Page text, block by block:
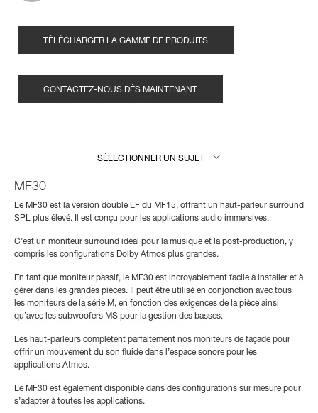
TÉLÉCHARGER LA GAMME DE PRODUITS
CONTACTEZ-NOUS DÈS MAINTENANT
SÉLECTIONNER UN SUJET
MF30
Le MF30 est la version double LF du MF15, offrant un haut-parleur surround
SPL plus élevé. Il est conçu pour les applications audio immersives.
C’est un moniteur surround idéal pour la musique et la post-production, y
compris les configurations Dolby Atmos plus grandes.
En tant que moniteur passif, le MF30 est incroyablement facile à installer et à
gérer dans les grandes pièces. Il peut être utilisé en conjonction avec tous
les moniteurs de la série M, en fonction des exigences de la pièce ainsi
qu’avec les subwoofers MS pour la gestion des basses.
Les haut-parleurs complètent parfaitement nos moniteurs de façade pour
offrir un mouvement du son fluide dans l’espace sonore pour les
applications Atmos.
Le MF30 est également disponible dans des configurations sur mesure pour
s’adapter à toutes les applications.